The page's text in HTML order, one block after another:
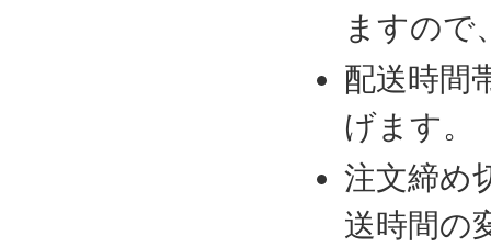
ますので
配送時間
げます。
注文締め
送時間の